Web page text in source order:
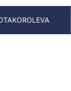
ДО